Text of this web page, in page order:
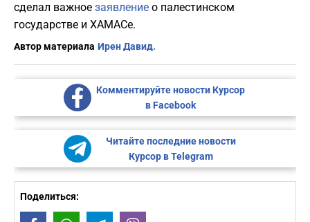
сделал важное заявление о палестинском
государстве и ХАМАСе.
Автор материала Ирен Давид.
Комментируйте новости Курсор
в Facebook
Читайте последние новости
Курсор в Telegram
Поделиться: